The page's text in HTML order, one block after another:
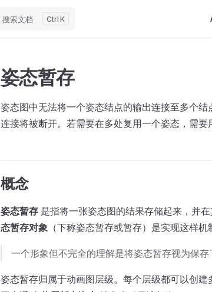
搜索文档 K
姿态暂存
姿态图中无法将一个姿态结点的输出连接至多个
连接将被断开。若需要在多处复用一个姿态，需要
概念
姿态暂存 是指将一张姿态图的结果存储起来，并
态暂存对象 （下称姿态暂存或暂存）是实现这样
一个形象但不完全的理解是将姿态暂存视为保存
姿态暂存归属于动画图层级。每个层级都可以创